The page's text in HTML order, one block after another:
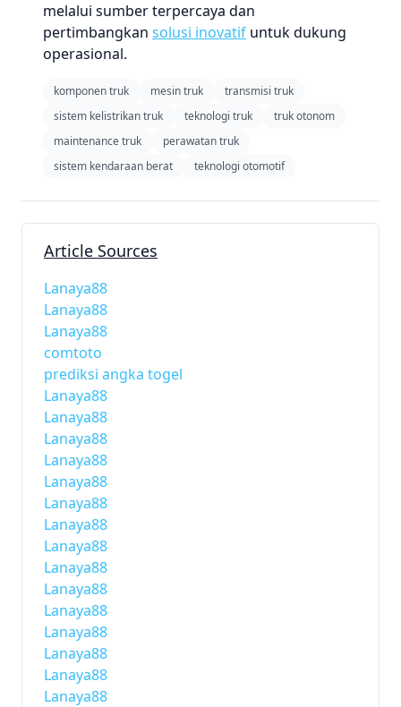
melalui sumber terpercaya dan
pertimbangkan solusi inovatif untuk dukung
operasional.
komponen truk mesin truk
transmisi truk
sistem kelistrikan truk
teknologi truk
truk otonom
maintenance truk
perawatan truk
sistem kendaraan berat
teknologi otomotif
Article Sources
Lanaya88
Lanaya88
Lanaya88
comtoto
prediksi angka togel
Lanaya88
Lanaya88
Lanaya88
Lanaya88
Lanaya88
Lanaya88
Lanaya88
Lanaya88
Lanaya88
Lanaya88
Lanaya88
Lanaya88
Lanaya88
Lanaya88
Lanaya88